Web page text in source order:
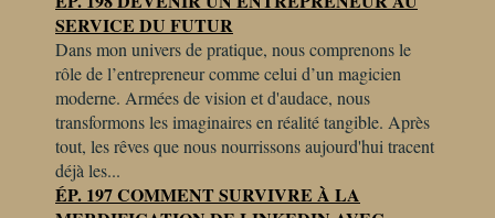
SERVICE DU FUTUR
Dans mon univers de pratique, nous comprenons le
rôle de l’entrepreneur comme celui d’un magicien
moderne. Armées de vision et d'audace, nous
transformons les imaginaires en réalité tangible. Après
tout, les rêves que nous nourrissons aujourd'hui tracent
déjà les...
ÉP. 197 COMMENT SURVIVRE À LA